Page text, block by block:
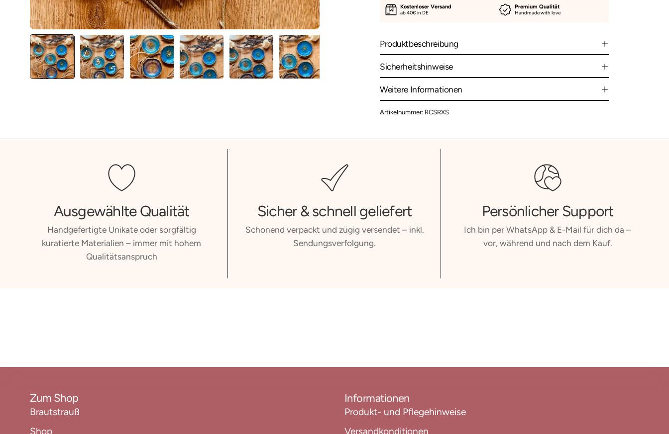
Kostenloser Versand
ab 40€ in DE
Premium Qualität
Handmade with love
Produktbeschreibung
Sicherheitshinweise
Weitere Informationen
Artikelnummer: RCSRXS
Ausgewählte Qualität
Handgefertigte Unikate oder sorgfältig
kuratierte Materialien – immer mit hohem
Qualitätsanspruch
Sicher & schnell geliefert
Schonend verpackt und zügig versendet – inkl.
Sendungsverfolgung.
Persönlicher Support
Ich bin per WhatsApp & E-Mail für dich da –
vor, während und nach dem Kauf.
Zum Shop
Brautstrauß
Informationen
Produkt- und Pflegehinweise